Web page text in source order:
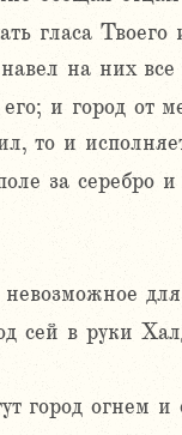
гласа Твоего
на них все
и город от
то и
за серебро и
невозможное
сей в руки
город огнем